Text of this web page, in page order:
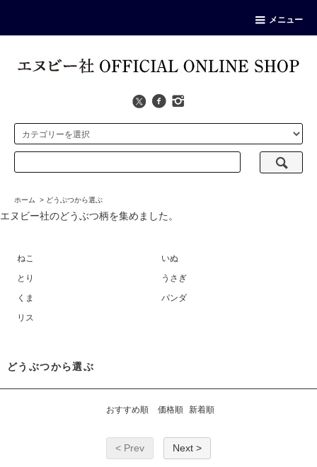
メニュー
ホーム > どうぶつから選ぶ
エヌビー社のどうぶつ柄を集めました。
ねこ
いぬ
とり
うさぎ
くま
パンダ
リス
どうぶつから選ぶ
おすすめ順 価格順 新着順
< Prev Next >